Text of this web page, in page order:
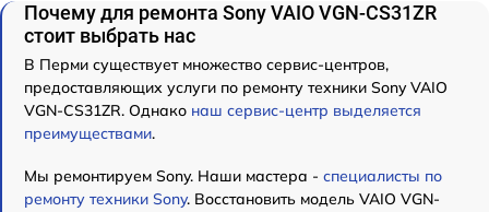
Почему для ремонта Sony VAIO VGN-CS31ZR
стоит выбрать нас
В Перми существует множество сервис-центров,
предоставляющих услуги по ремонту техники Sony VAIO
VGN-CS31ZR. Однако наш сервис-центр выделяется
преимуществами.
Мы ремонтируем Sony. Наши мастера - специалисты по
ремонту техники Sony. Восстановить модель VAIO VGN-